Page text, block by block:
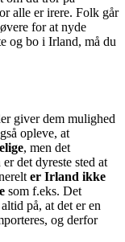
alle er irere. Folk går
for at nyde
og bo i Irland, må du
giver dem mulighed
opleve, at
, men det
det dyreste sted at
er Irland ikke
som f.eks. Det
på, at det er en
og derfor